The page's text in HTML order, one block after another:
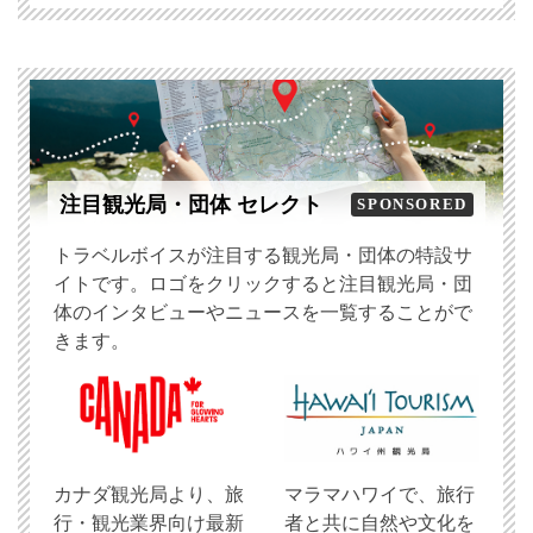
注目観光局・団体 セレクト SPONSORED
トラベルボイスが注目する観光局・団体の特設サ
イトです。ロゴをクリックすると注目観光局・団
体のインタビューやニュースを一覧することがで
きます。
​カナダ観光局より、旅
行・観光業界向け最新
マラマハワイで、旅行
者と共に自然や文化を